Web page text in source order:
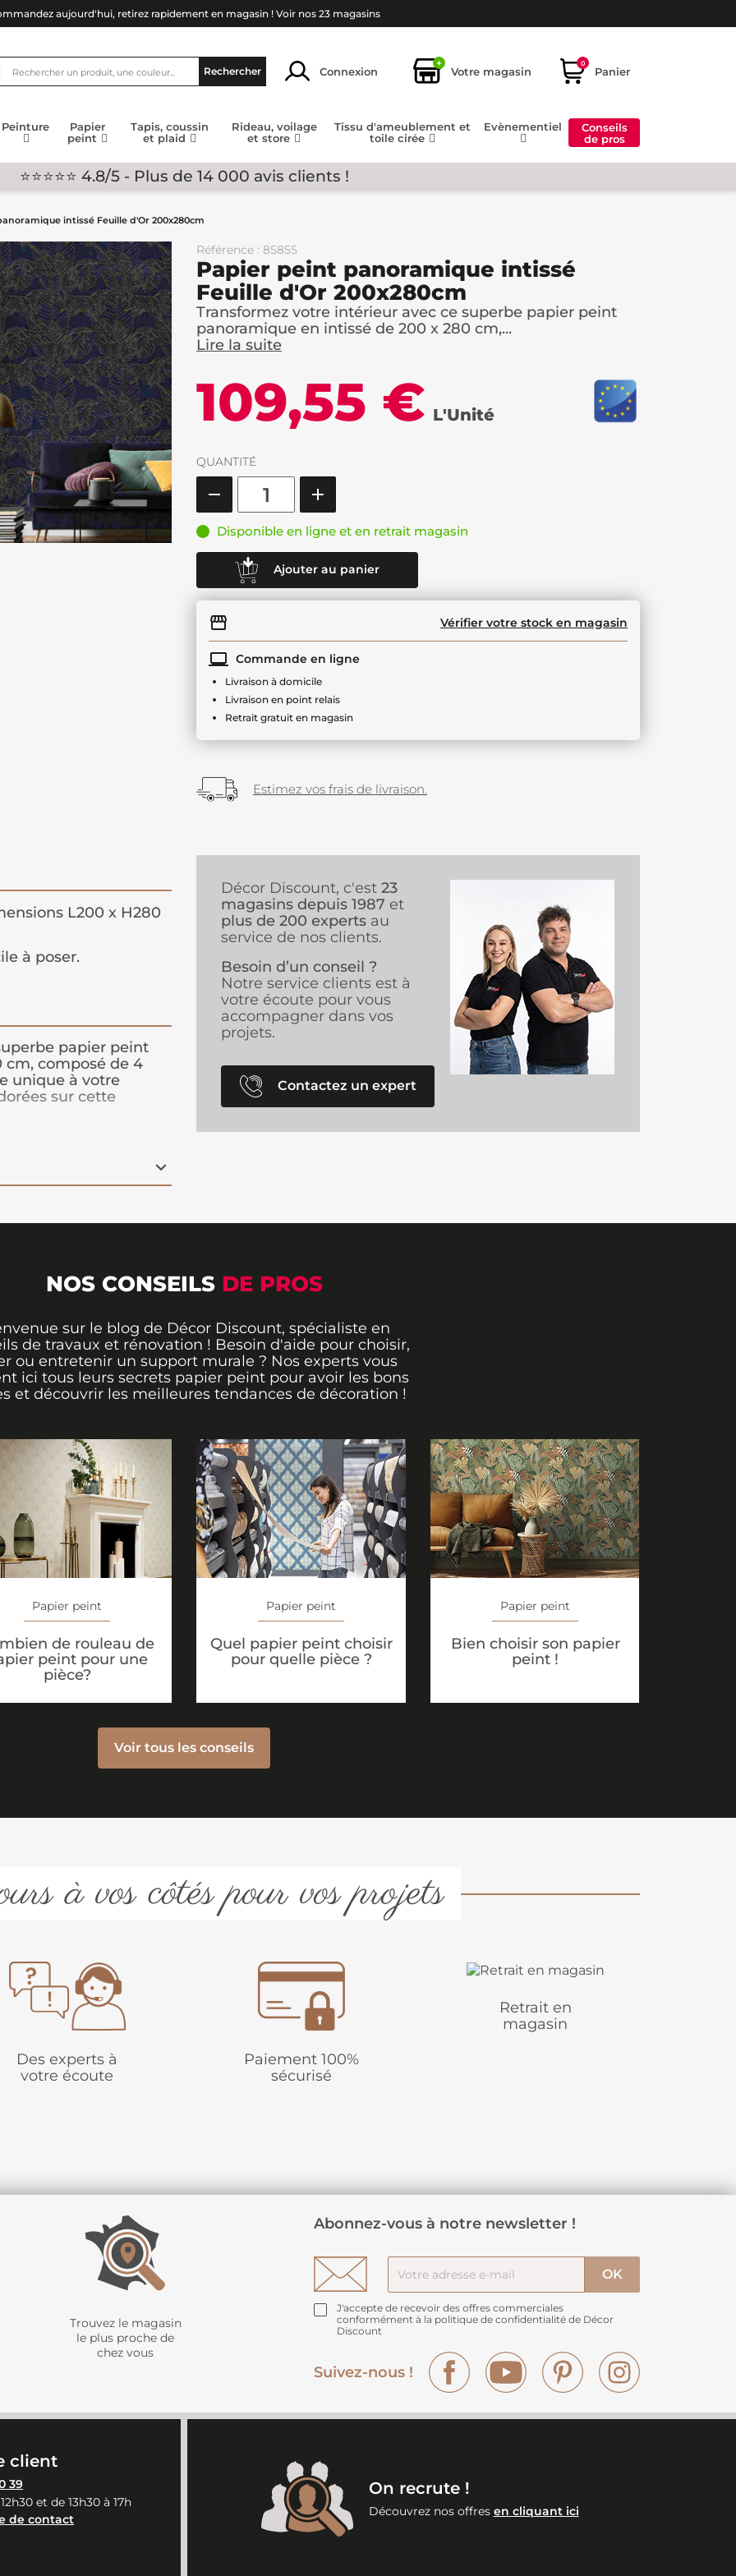
aujourd'hui, retirez rapidement en magasin ! Voir nos 23 magasins
Rechercher Connexion
+
Votre magasin
0
Panier
Peinture
Papier
peint
Tapis, coussin
et plaid
Rideau, voilage
et store
Tissu d'ameublement et
toile cirée
Evènementiel
Conseils
de pros
⭐⭐⭐⭐⭐ 4.8/5 - Plus de 14 000 avis clients !
intissé Feuille d'Or 200x280cm
Référence : 85855
Papier peint panoramique intissé
Feuille d'Or 200x280cm
Transformez votre intérieur avec ce superbe papier peint
panoramique en intissé de 200 x 280 cm,...
Lire la suite
109,55 € L'Unité
QUANTITÉ
Disponible en ligne et en retrait magasin
Ajouter au panier
Vérifier votre stock en magasin
Commande en ligne
Livraison à domicile
Livraison en point relais
Retrait gratuit en magasin
Estimez vos frais de livraison.
L200 x H280
à poser.
papier peint
cm, composé de 4
unique à votre
sur cette
nuit claire et
facile : il vous
(hauteur)
Décor Discount, c'est 23
magasins depuis 1987 et
plus de 200 experts au
service de nos clients.
Besoin d’un conseil ?
Notre service clients est à
votre écoute pour vous
accompagner dans vos
projets.
Contactez un expert
NOS CONSEILS DE PROS
sur le blog de Décor Discount, spécialiste en
de travaux et rénovation ! Besoin d'aide pour choisir,
ou entretenir un support murale ? Nos experts vous
ici tous leurs secrets papier peint pour avoir les bons
et découvrir les meilleures tendances de décoration !
Papier peint
de rouleau de
peint pour une
pièce?
Papier peint
Quel papier peint choisir
pour quelle pièce ?
Papier peint
Bien choisir son papier
peint !
Voir tous les conseils
à vos côtés pour vos projets
Des experts à
votre écoute
Paiement 100%
sécurisé
Retrait en
magasin
Trouvez le magasin
le plus proche de
chez vous
Abonnez-vous à notre newsletter !
J'accepte de recevoir des offres commerciales
conformément à la politique de confidentialité de Décor
Discount
Suivez-nous !
Facebook YouTube Pinterest
client
39
et de 13h30 à 17h
de contact
On recrute !
Découvrez nos offres en cliquant ici